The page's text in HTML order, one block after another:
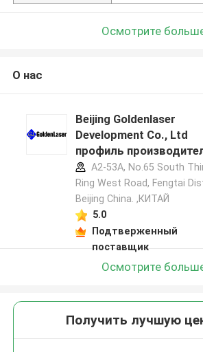
Осмотрите
О нас
Beijing Goldenlaser
Development Co., Ltd
профиль
A2-53A, No.65 South
Ring West Road, Fengtai
Beijing China. ,КИТАЙ
5.0
Подтверженный
поставщик
Осмотрите
Получить лучшую